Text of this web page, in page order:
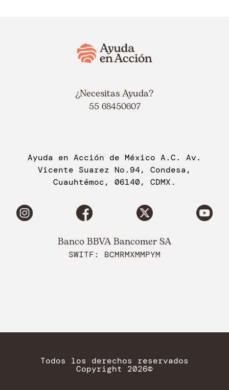
¿Necesitas Ayuda?
55 68450607
Ayuda en Acción de México A.C. Av.
Vicente Suarez No.94, Condesa,
Cuauhtémoc, 06140, CDMX.
Banco BBVA Bancomer SA
SWITF: BCMRMXMMPYM
Todos los derechos reservados
Copyright 2026©